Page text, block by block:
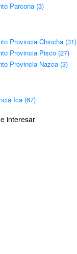
Parcona (3)
Provincia Chincha (31)
Provincia Pisco (27)
Provincia Nazca (3)
Ica (67)
interesar